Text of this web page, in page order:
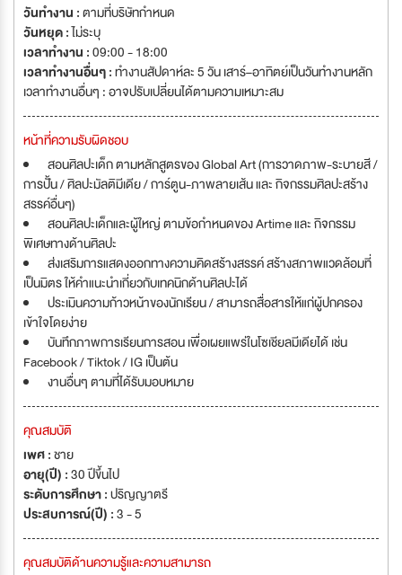
วันทำงาน :ตามที่บริษัทกำหนด
วันหยุด :ไม่ระบุ
เวลาทำงาน :09:00 - 18:00
เวลาทำงานอื่นๆ :ทำงานสัปดาห์ละ 5 วัน เสาร์–อาทิตย์เป็นวันทำงานหลัก
เวลาทำงานอื่นๆ : อาจปรับเปลี่ยนได้ตามความเหมาะสม
หน้าที่ความรับผิดชอบ
สอนศิลปะเด็ก ตามหลักสูตรของ Global Art (การวาดภาพ-ระบายสี /
การปั้น / ศิลปะมัลติมีเดีย / การ์ตูน-ภาพลายเส้น และ กิจกรรมศิลปะสร้าง
สรรค์อื่นๆ)
สอนศิลปะเด็กและผู้ใหญ่ ตามข้อกำหนดของ Artime และ กิจกรรม
พิเศษทางด้านศิลปะ
ส่งเสริมการแสดงออกทางความคิดสร้างสรรค์ สร้างสภาพแวดล้อมที่
เป็นมิตร ให้คำแนะนำเกี่ยวกับเทคนิกด้านศิลปะได้
ประเมินความก้าวหน้าของนักเรียน / สามารถสื่อสารให้แก่ผู้ปกครอง
เข้าใจโดยง่าย
บันทึกภาพการเรียนการสอน เพื่อเผยแพร่ในโซเชียลมีเดียได้ เช่น
Facebook / Tiktok / IG เป็นต้น
งานอื่นๆ ตามที่ได้รับมอบหมาย
คุณสมบัติ
เพศ :ชาย
อายุ(ปี) :30 ปีขึ้นไป
ระดับการศึกษา :ปริญญาตรี
ประสบการณ์(ปี) :3 - 5
คุณสมบัติด้านความรู้และความสามารถ